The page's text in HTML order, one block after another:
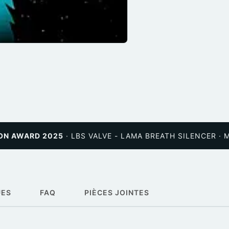
AWARD 2025 · LBS VALVE - LAMA BREATH SILENCER ·
FAQ PIÈCES JOINTES